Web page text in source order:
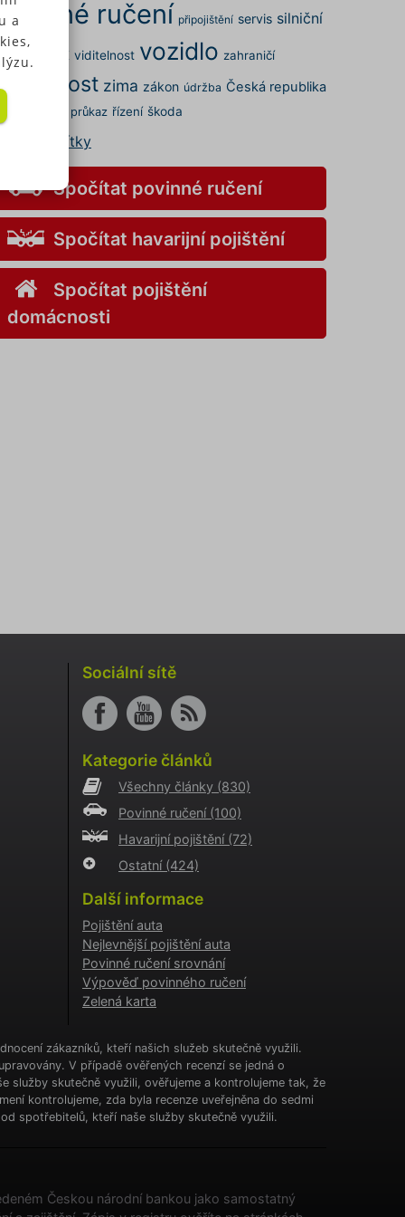
ručení připojištění servis silniční
provoz
STK viditelnost vozidlo zahraničí
zima zákon údržba Česká republika
řidičský průkaz řízení škoda
Všechny štítky
Spočítat povinné ručení
Spočítat havarijní pojištění
Spočítat pojištění
domácnosti
Sociální sítě
Kategorie článků
Všechny články (830)
Povinné ručení (100)
Havarijní pojištění (72)
Ostatní (424)
Další informace
Pojištění auta
Nejlevnější pojištění auta
Povinné ručení srovnání
Výpověď povinného ručení
Zelená karta
zákazníků, kteří našich služeb skutečně využili.
V případě ověřených recenzí se jedná o
služby skutečně využili, ověřujeme a kontrolujeme tak, že
kontrolujeme, zda byla recenze uveřejněna do sedmi
spotřebitelů, kteří naše služby skutečně využili.
Českou národní bankou jako samostatný
a
my
v